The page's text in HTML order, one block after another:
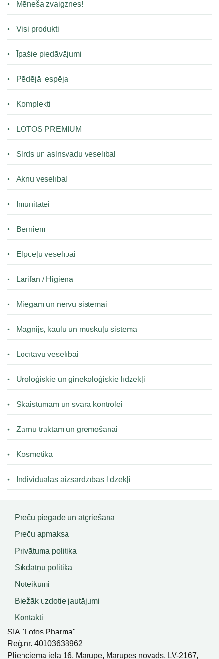
Mēneša zvaigznes!
Visi produkti
Īpašie piedāvājumi
Pēdējā iespēja
Komplekti
LOTOS PREMIUM
Sirds un asinsvadu veselībai
Aknu veselībai
Imunitātei
Bērniem
Elpceļu veselībai
Larifan / Higiēna
Miegam un nervu sistēmai
Magnijs, kaulu un muskuļu sistēma
Locītavu veselībai
Uroloģiskie un ginekoloģiskie līdzekļi
Skaistumam un svara kontrolei
Zarnu traktam un gremošanai
Kosmētika
Individuālās aizsardzības līdzekļi
Preču piegāde un atgriešana
Preču apmaksa
Privātuma politika
Sīkdatņu politika
Noteikumi
Biežāk uzdotie jautājumi
Kontakti
SIA "Lotos Pharma"
Reģ.nr. 40103638962
Plieņciema iela 16, Mārupe, Mārupes novads, LV-2167,